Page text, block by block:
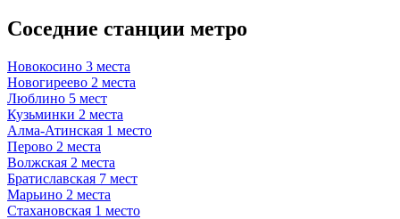
Соседние станции метро
Новокосино 3 места
Новогиреево 2 места
Люблино 5 мест
Кузьминки 2 места
Алма-Атинская 1 место
Перово 2 места
Волжская 2 места
Братиславская 7 мест
Марьино 2 места
Стахановская 1 место